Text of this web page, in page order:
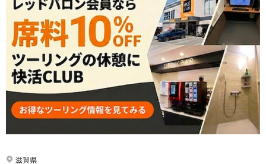
滋賀県